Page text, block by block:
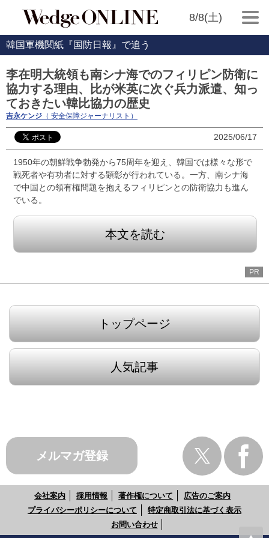
8/8(土)
韓国軍機関紙『国防日報』で追う
李在明大統領も南シナ海でのフィリピン防衛に
協力する理由、比が米英に次ぐ兵力派遣、知っ
ておきたい韓比協力の歴史
吉永ケンジ （ 安全保障ジャーナリスト）
2025/06/17
1950年の朝鮮戦争勃発から75周年を迎え、韓国では様々な形で
戦死者や有功者に対する顕彰が行われている。一方、南シナ海
で中国との領有権問題を抱えるフィリピンとの防衛協力も進ん
でいる。
本文を読む
PR
トップページ
人気記事
メルマガ登録
会社案内 採用情報 著作権について
広告のご案内
プライバシーポリシーについて
特定商取引法に基づく表示
お問い合わせ